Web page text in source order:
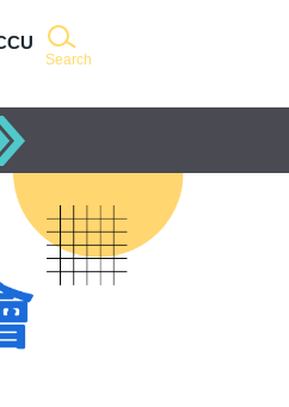
Search